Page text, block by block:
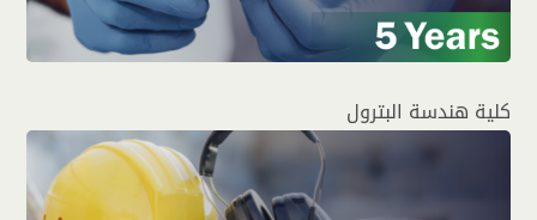
كلية هندسة البترول